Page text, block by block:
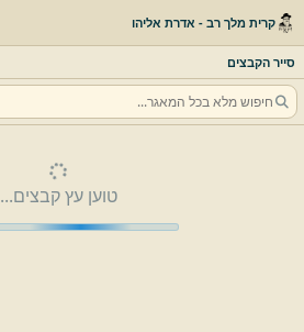
קרית מלך רב - אדרת אליהו
סייר הקבצים
טוען עץ קבצים...